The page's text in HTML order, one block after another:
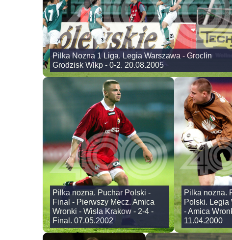
Pilka Nozna 1 Liga. Legia Warszawa - Groclin
Grodzisk Wlkp - 0-2. 20.08.2005
Pilka nozna. Puchar Polski -
Final - Pierwszy Mecz. Amica
Wronki - Wisla Krakow - 2-4 -
Final. 07.05.2002
Pilka nozna.
Polski. Legia
- Amica
11.04.2000